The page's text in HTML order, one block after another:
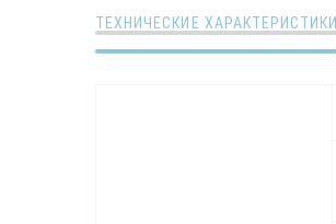
ТЕХНИЧЕСКИЕ ХАРАКТЕРИСТИКИ